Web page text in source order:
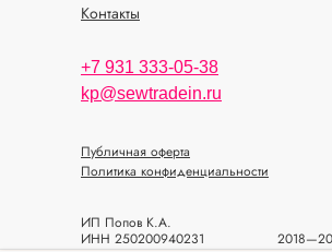
Контакты
+7 931 333-05-38
kp@sewtradein.ru
ИП Попов К.А.
ИНН 250200940231
Политика конфиденциальности
Публичная оферта